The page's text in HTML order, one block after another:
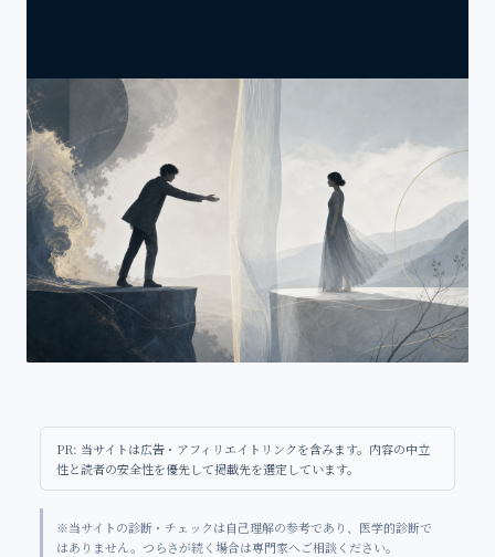
PR: 当サイトは広告・アフィリエイトリンクを含みます。内容の中立
性と読者の安全性を優先して掲載先を選定しています。
※当サイトの診断・チェックは自己理解の参考であり、医学的診断で
はありません。つらさが続く場合は専門家へご相談ください。